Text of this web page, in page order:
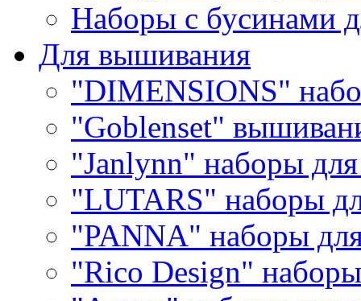
Наборы с бусинами
Для вышивания
"DIMENSIONS"
"Goblenset"
"Janlynn" наборы
"LUTARS" наборы
"PANNA" наборы
"Rico Design"